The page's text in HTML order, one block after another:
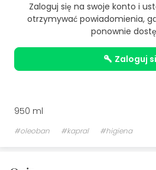
Zaloguj się na swoje konto i
otrzymywać powiadomienia,
ponownie
zaloguj
950 ml
#oleoban #kapral #higiena